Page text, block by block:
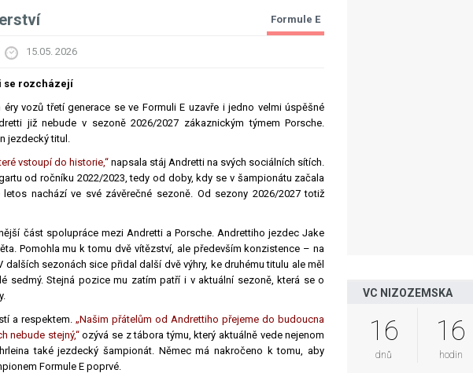
Formule E
15.05. 2026
se rozcházejí
vozů třetí generace se ve Formuli E uzavře i jedno velmi úspěšné
již nebude v sezoně 2026/2027 zákaznickým týmem Porsche.
jezdecký titul.
vstoupí do historie,“ napsala stáj Andretti na svých sociálních sítích.
od ročníku 2022/2023, tedy od doby, kdy se v šampionátu začala
nachází ve své závěrečné sezoně. Od sezony 2026/2027 totiž
část spolupráce mezi Andretti a Porsche. Andrettiho jezdec Jake
Pomohla mu k tomu dvě vítězství, ale především konzistence – na
sezonách sice přidal další dvě výhry, ke druhému titulu ale měl
sedmý. Stejná pozice mu zatím patří i v aktuální sezoně, která se o
a respektem. „Našim přátelům od Andrettiho přejeme do budoucna
nebude stejný,“ozývá se z tábora týmu, který aktuálně vede nejenom
také jezdecký šampionát. Němec má nakročeno k tomu, aby
Formule E poprvé.
VC NIZOZEMSKA
16
dnů
16
hodin